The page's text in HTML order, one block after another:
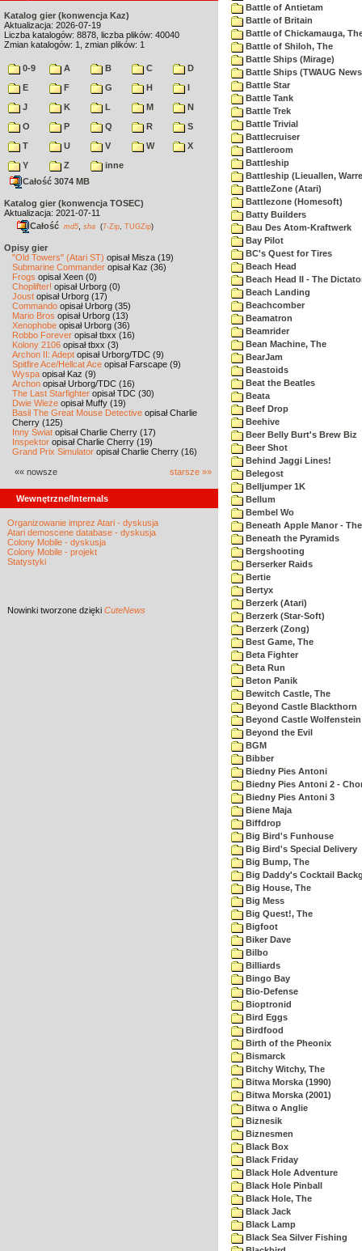
Katalog gier (konwencja Kaz)
Aktualizacja: 2026-07-19
Liczba katalogów: 8878, liczba plików: 40040
Zmian katalogów: 1, zmian plików: 1
0-9 A B C
D
E
F G H
I
J
K L M
N
O
P Q R
S
T
U V W
X
Y
Z
inne
Całość 3074 MB
Katalog gier (konwencja TOSEC)
Aktualizacja: 2021-07-11
Całość md5 sha (7-Zip TUGZip)
Opisy gier
"Old Towers" (Atari ST) opisał Misza (19)
Submarine Commander opisał Kaz (36)
Frogs opisał Xeen (0)
Choplifter! opisał Urborg (0)
Joust opisał Urborg (17)
Commando opisał Urborg (35)
Mario Bros opisał Urborg (13)
Xenophobe opisał Urborg (36)
Robbo Forever opisał tbxx (16)
Kolony 2106 opisał tbxx (3)
Archon II: Adept opisał Urborg/TDC (9)
Spitfire Ace/Hellcat Ace opisał Farscape (9)
Wyspa opisał Kaz (9)
Archon opisał Urborg/TDC (16)
The Last Starfighter opisał TDC (30)
Dwie Wieże opisał Muffy (19)
Basil The Great Mouse Detective opisał Charlie
Cherry (125)
Inny Świat opisał Charlie Cherry (17)
Inspektor opisał Charlie Cherry (19)
Grand Prix Simulator opisał Charlie Cherry (16)
«« nowsze starsze »»
Wewnętrzne/Internals
Organizowanie imprez Atari - dyskusja
Atari demoscene database - dyskusja
Colony Mobile - dyskusja
Colony Mobile - projekt
Statystyki
Nowinki tworzone dzięki CuteNews
Battle of Antietam
Battle of Britain
Battle of Chickamauga,
Battle of Shiloh, The
Battle Ships (Mirage)
Battle Ships (TWAUG
Battle Star
Battle Tank
Battle Trek
Battle Trivial
Battlecruiser
Battleroom
Battleship
Battleship (Lieuallen,
BattleZone (Atari)
Battlezone (Homesoft)
Batty Builders
Bau Des Atom-Kraftwerk
Bay Pilot
BC's Quest for Tires
Beach Head
Beach Head II - The
Beach Landing
Beachcomber
Beamatron
Beamrider
Bean Machine, The
BearJam
Beastoids
Beat the Beatles
Beata
Beef Drop
Beehive
Beer Belly Burt's Brew Biz
Beer Shot
Behind Jaggi Lines!
Belegost
Belljumper 1K
Bellum
Bembel Wo
Beneath Apple Manor -
Beneath the Pyramids
Bergshooting
Berserker Raids
Bertie
Bertyx
Berzerk (Atari)
Berzerk (Star-Soft)
Berzerk (Zong)
Best Game, The
Beta Fighter
Beta Run
Beton Panik
Bewitch Castle, The
Beyond Castle Blackthorn
Beyond Castle Wolfenstein
Beyond the Evil
BGM
Bibber
Biedny Pies Antoni
Biedny Pies Antoni 2 -
Biedny Pies Antoni 3
Biene Maja
Biffdrop
Big Bird's Funhouse
Big Bird's Special Delivery
Big Bump, The
Big Daddy's Cocktail
Big House, The
Big Mess
Big Quest!, The
Bigfoot
Biker Dave
Bilbo
Billiards
Bingo Bay
Bio-Defense
Bioptronid
Bird Eggs
Birdfood
Birth of the Pheonix
Bismarck
Bitchy Witchy, The
Bitwa Morska (1990)
Bitwa Morska (2001)
Bitwa o Anglie
Biznesik
Biznesmen
Black Box
Black Friday
Black Hole Adventure
Black Hole Pinball
Black Hole, The
Black Jack
Black Lamp
Black Sea Silver Fishing